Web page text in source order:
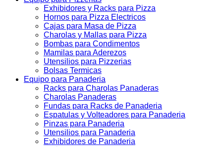
Exhibidores y Racks para Pizza
Hornos para Pizza Electricos
Cajas para Masa de Pizza
Charolas y Mallas para Pizza
Bombas para Condimentos
Mamilas para Aderezos
Utensilios para Pizzerias
Bolsas Termicas
Equipo para Panaderia
Racks para Charolas Panaderas
Charolas Panaderas
Fundas para Racks de Panaderia
Espatulas y Volteadores para Panaderia
Pinzas para Panaderia
Utensilios para Panaderia
Exhibidores de Panaderia